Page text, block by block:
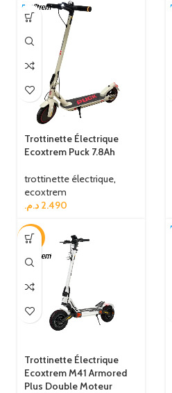
Trottinette Électrique
Ecoxtrem Puck 7.8Ah
trottinette électrique,
ecoxtrem
2.490 د.م.
-3%
Trottinette Électrique
Ecoxtrem M41 Armored
Plus Double Moteur